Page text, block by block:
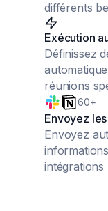
différents
Exécution
Définissez
réunions
60+
Envoyez
Envoyez
intégrations